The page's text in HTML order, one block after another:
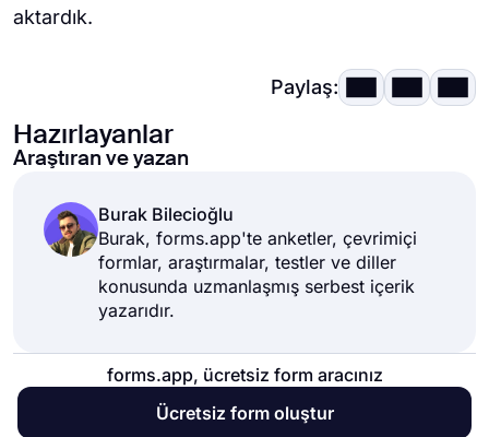
aktardık.
Paylaş:
Hazırlayanlar
Araştıran ve yazan
Burak Bilecioğlu
Burak, forms.app'te anketler, çevrimiçi
formlar, araştırmalar, testler ve diller
konusunda uzmanlaşmış serbest içerik
yazarıdır.
forms.app, ücretsiz form aracınız
Ücretsiz form oluştur